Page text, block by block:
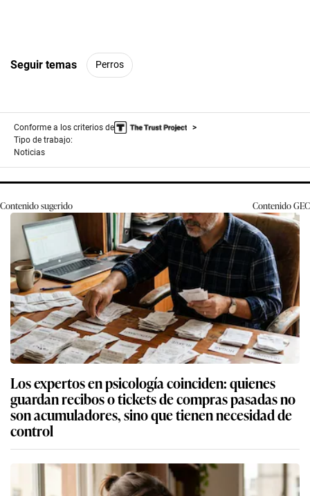
Seguir temas Perros
Conforme a los criterios de
Tipo de trabajo:
Noticias
Contenido sugerido ContenidoGEC
Los expertos en psicología coinciden: quienes
guardan recibos o tickets de compras pasadas no
son acumuladores, sino que tienen necesidad de
control